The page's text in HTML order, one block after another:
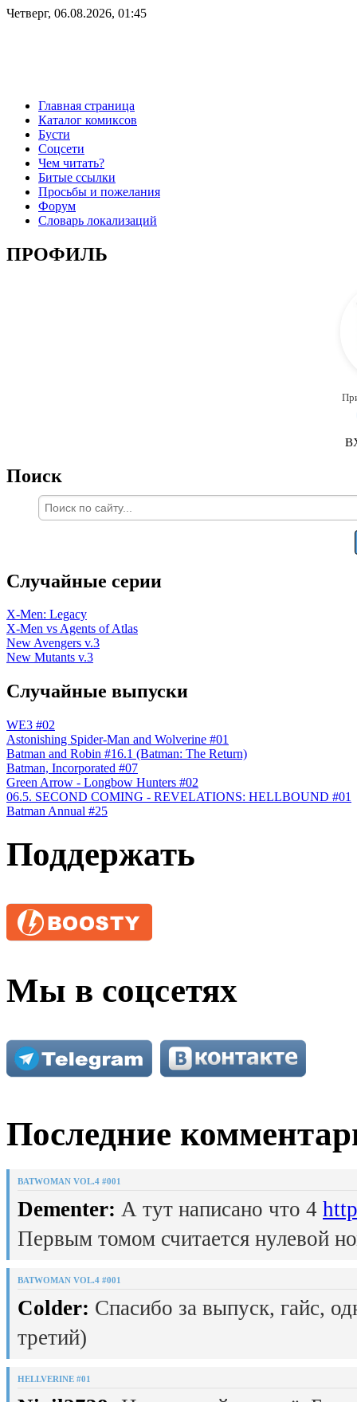
Четверг, 06.08.2026, 01:45
Главная страница
Каталог комиксов
Бусти
Соцсети
Чем читать?
Битые ссылки
Просьбы и пожелания
Форум
Словарь локализаций
ПРОФИЛЬ
Поиск
Случайные серии
X-Men: Legacy
X-Men vs Agents of Atlas
New Avengers v.3
New Mutants v.3
Случайные выпуски
WE3 #02
Astonishing Spider-Man and Wolverine #01
Batman and Robin #16.1 (Batman: The Return)
Batman, Incorporated #07
Green Arrow - Longbow Hunters #02
06.5. SECOND COMING - REVELATIONS: HELLBOUND #01
Batman Annual #25
Поддержать
Мы в соцсетях
Последние
BATWOMAN VOL.4 #001
Dementer: А тут написано что 4
Первым томом считается нулевой
BATWOMAN VOL.4 #001
Colder: Спасибо за выпуск, гайс,
третий)
HELLVERINE #01